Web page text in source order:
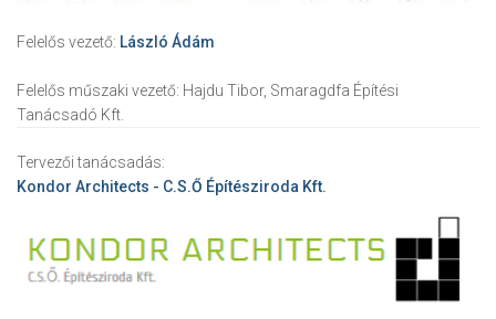
Felelős vezető: László Ádám
Felelős műszaki vezető: Hajdu Tibor, Smaragdfa Építési
Tanácsadó Kft.
Tervezői tanácsadás:
Kondor Architects - C.S.Ő Építésziroda Kft.